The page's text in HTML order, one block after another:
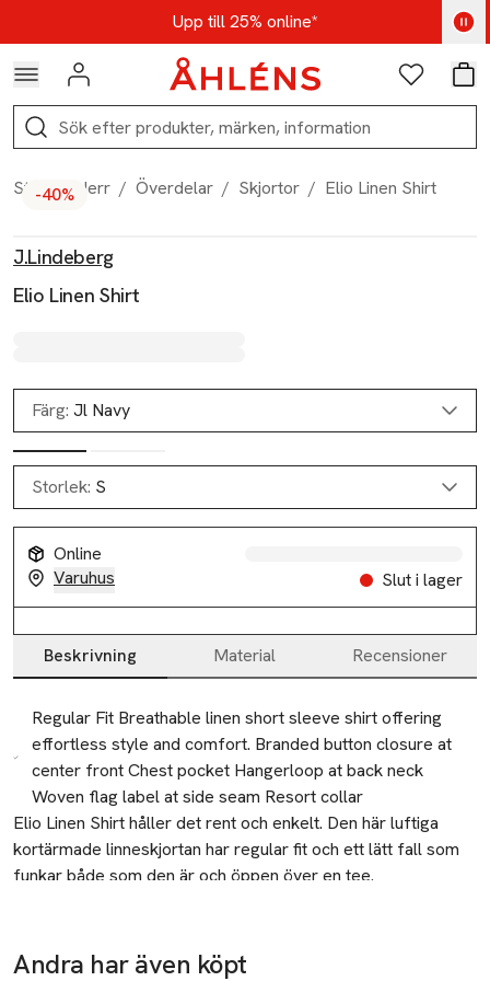
Hoppa till navigationsmenynUpp till 25% online*
Kod: AUG25 - Shoppa nu
Logga in Favoriter
Sök
Start / Herr / Överdelar / Skjortor / Elio Linen Shirt
-40%
J.Lindeberg
Elio Linen Shirt
Färg: Jl Navy
Storlek: S
Online
Varuhus
Slut i lager
Beskrivning Material Recensioner
Beskrivning
Regular Fit Breathable linen short sleeve shirt offering
effortless style and comfort. Branded button closure at
center front Chest pocket Hangerloop at back neck
Woven flag label at side seam Resort collar
Elio Linen Shirt håller det rent och enkelt. Den här luftiga
kortärmade linneskjortan har regular fit och ett lätt fall som
funkar både som den är och öppen över en tee.
och använder på repeat hela sommaren.
Modellen bär storlek M
Andra har även köpt